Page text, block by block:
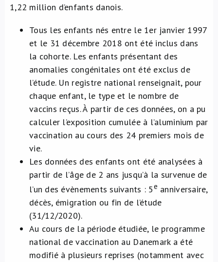
1,22 million d’enfants danois.
Tous les enfants nés entre le 1er janvier 1997
et le 31 décembre 2018 ont été inclus dans
la cohorte. Les enfants présentant des
anomalies congénitales ont été exclus de
l’étude. Un registre national renseignait, pour
chaque enfant, le type et le nombre de
vaccins reçus. À partir de ces données, on a pu
calculer l’exposition cumulée à l’aluminium par
vaccination au cours des 24 premiers mois de
vie.
Les données des enfants ont été analysées à
partir de l’âge de 2 ans jusqu’à la survenue de
l’un des évènements suivants : 5e anniversaire,
décès, émigration ou fin de l’étude
(31/12/2020).
Au cours de la période étudiée, le programme
national de vaccination au Danemark a été
modifié à plusieurs reprises (notamment avec